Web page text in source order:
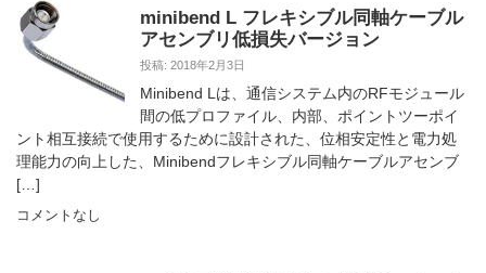
minibend L フレキシブル同軸ケーブル
アセンブリ低損失バージョン
投稿: 2018年2月3日
Minibend Lは、通信システム内のRFモジュール
間の低プロファイル、内部、ポイントツーポイ
ント相互接続で使用するために設計された、位相安定性と電力処
理能力の向上した、Minibendフレキシブル同軸ケーブルアセンブ
[…]
コメントなし